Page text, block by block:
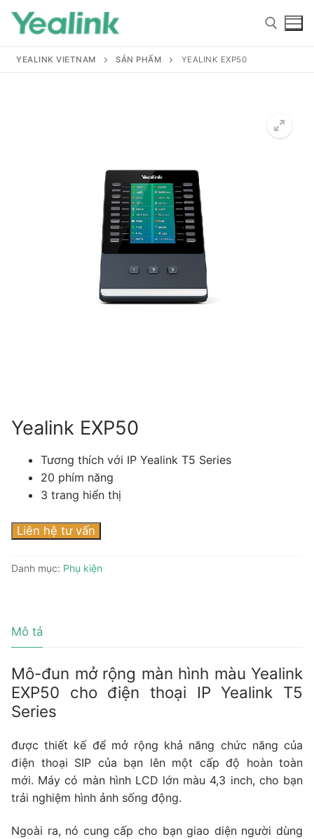
Tài liệu hướng dẫn
YEALINK VIETNAM SẢN PHẨM YEALINK EXP50
Yealink EXP50
Tương thích với IP Yealink T5 Series
20 phím năng
3 trang hiển thị
Liên hệ tư vấn
Danh mục: Phụ kiện
Mô tả
Mô-đun mở rộng màn hình màu Yealink
EXP50 cho điện thoại IP Yealink T5
Series
được thiết kế để mở rộng khả năng chức năng của
điện thoại SIP của bạn lên một cấp độ hoàn toàn
mới. Máy có màn hình LCD lớn màu 4,3 inch, cho bạn
trải nghiệm hình ảnh sống động.
Ngoài ra, nó cung cấp cho bạn giao diện người dùng